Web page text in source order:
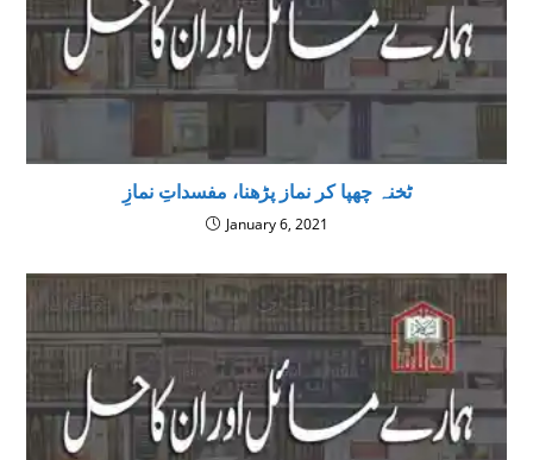
ٹخنہ چھپا کر نماز پڑھنا، مفسداتِ نمازِ
January 6, 2021